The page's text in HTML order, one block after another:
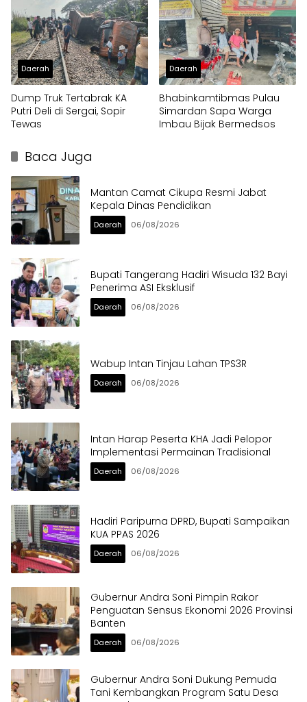
Pengabdian Presisi untuk
Masyarakat
Daerah
Dump Truk Tertabrak KA
Putri Deli di Sergai, Sopir
Tewas
Daerah
Bhabinkamtibmas Pulau
Simardan Sapa Warga
Imbau Bijak Bermedsos
Baca Juga
Mantan Camat Cikupa Resmi Jabat
Kepala Dinas Pendidikan
Daerah 06/08/2026
Bupati Tangerang Hadiri Wisuda 132 Bayi
Penerima ASI Eksklusif
Daerah 06/08/2026
Wabup Intan Tinjau Lahan TPS3R
Daerah 06/08/2026
Intan Harap Peserta KHA Jadi Pelopor
Implementasi Permainan Tradisional
Daerah 06/08/2026
Hadiri Paripurna DPRD, Bupati Sampaikan
KUA PPAS 2026
Daerah 06/08/2026
Gubernur Andra Soni Pimpin Rakor
Penguatan Sensus Ekonomi 2026 Provinsi
Banten
Daerah 06/08/2026
Gubernur Andra Soni Dukung Pemuda
Tani Kembangkan Program Satu Desa